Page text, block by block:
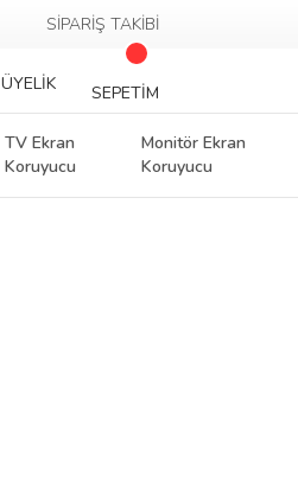
SİPARİŞ TAKİBİ
ÜYELİK SEPETİM
TV Ekran
Koruyucu
Monitör Ekran
Koruyucu